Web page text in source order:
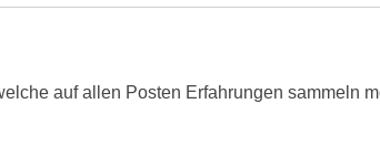
auf allen Posten Erfahrungen sammeln